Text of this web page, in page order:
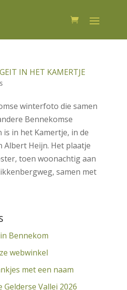
IN HET KAMERTJE
winterfoto die samen
Bennekomse
is in het Kamertje, in de
Albert Heijn. Het plaatje
toen woonachtig aan
samen met
Bennekom
webwinkel
met een naam
Vallei 2026